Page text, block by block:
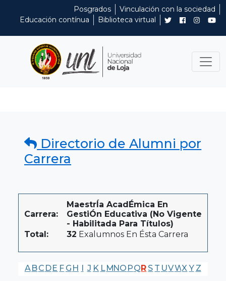
Posgrados
Vinculación con la sociedad
Educación contínua
Biblioteca virtual
Directorio de Alumni por
Carrera
Carrera:
MaestrÍa AcadÉmica En
GestiÓn Educativa (No Vigente
- Habilitada Para Títulos)
Total:
32 Exalumnos En Ésta Carrera
A BC DE F G H I J K LMNO PQR S T UVWX Y Z